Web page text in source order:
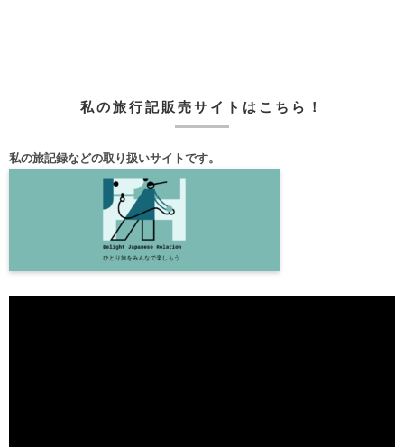
私の旅行記販売サイトはこちら！
私の旅記録などの取り扱いサイトです。